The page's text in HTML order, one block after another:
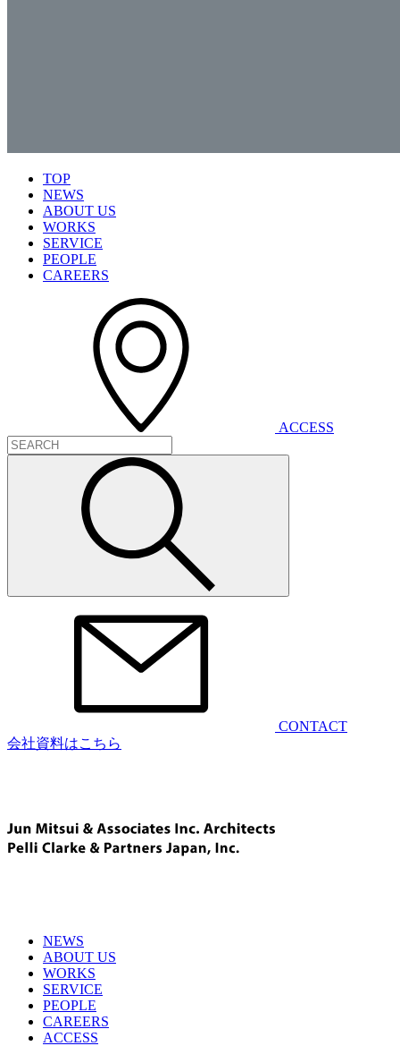
TOP
NEWS
ABOUT US
WORKS
SERVICE
PEOPLE
CAREERS
ACCESS
CONTACT
会社資料はこちら
NEWS
ABOUT US
WORKS
SERVICE
PEOPLE
CAREERS
ACCESS